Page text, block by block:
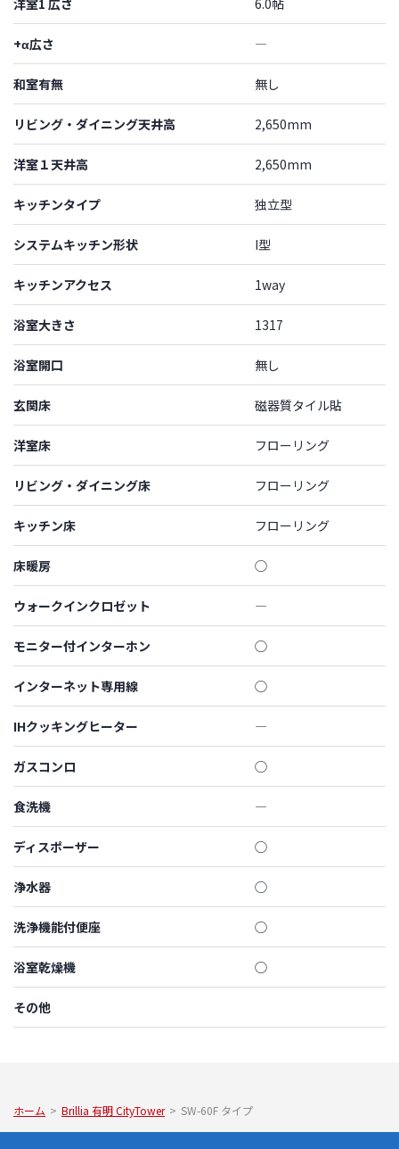
洋室1 広さ 6.0帖
+α広さ ―
和室有無 無し
リビング・ダイニング天井高 2,650mm
洋室１天井高 2,650mm
キッチンタイプ 独立型
システムキッチン形状 I型
キッチンアクセス 1way
浴室大きさ 1317
浴室開口 無し
玄関床 磁器質タイル貼
洋室床 フローリング
リビング・ダイニング床 フローリング
キッチン床 フローリング
床暖房 ◯
ウォークインクロゼット ―
モニター付インターホン ◯
インターネット専用線 ◯
IHクッキングヒーター ―
ガスコンロ ◯
食洗機 ―
ディスポーザー ◯
浄水器 ◯
洗浄機能付便座 ◯
浴室乾燥機 ◯
その他
ホーム > Brillia 有明 CityTower > SW-60F タイプ